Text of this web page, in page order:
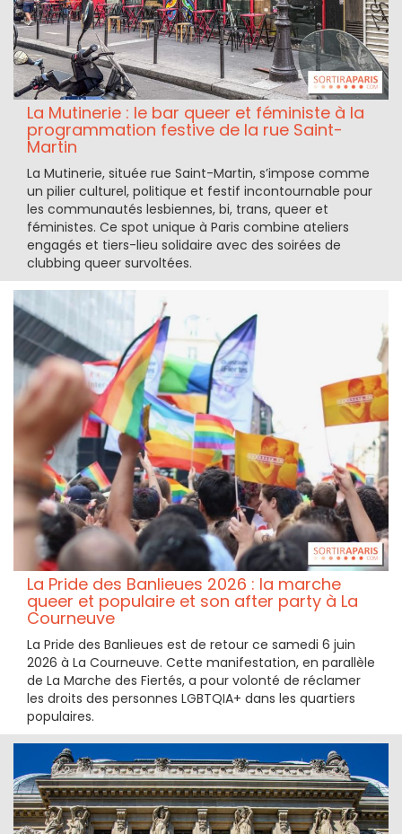
La Mutinerie : le bar queer et féministe à la
programmation festive de la rue Saint-
Martin
La Mutinerie, située rue Saint-Martin, s’impose comme
un pilier culturel, politique et festif incontournable pour
les communautés lesbiennes, bi, trans, queer et
féministes. Ce spot unique à Paris combine ateliers
engagés et tiers-lieu solidaire avec des soirées de
clubbing queer survoltées.
La Pride des Banlieues 2026 : la marche
queer et populaire et son after party à La
Courneuve
La Pride des Banlieues est de retour ce samedi 6 juin
2026 à La Courneuve. Cette manifestation, en parallèle
de La Marche des Fiertés, a pour volonté de réclamer
les droits des personnes LGBTQIA+ dans les quartiers
populaires.